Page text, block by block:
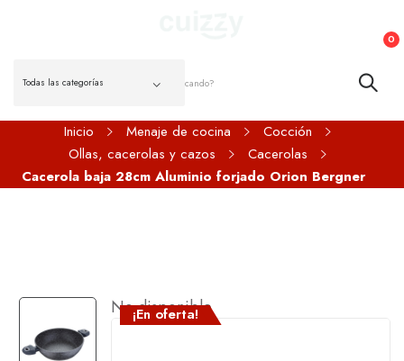
0
Inicio Menaje de cocina
Cocción
Ollas, cacerolas y cazos
Cacerolas
Cacerola baja 28cm Aluminio forjado Orion Bergner
¡En oferta!
No disponible